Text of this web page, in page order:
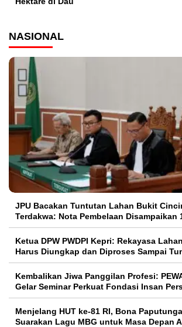
NASIONAL
JPU Bacakan Tuntutan Lahan Bukit
Terdakwa: Nota Pembelaan Disampaikan
Ketua DPW PWDPI Kepri: Rekayasa
Harus Diungkap dan Diproses Sampai
Kembalikan Jiwa Panggilan Profesi:
Gelar Seminar Perkuat Fondasi Insan
Menjelang HUT ke-81 RI, Bona
Suarakan Lagu MBG untuk Masa Depan